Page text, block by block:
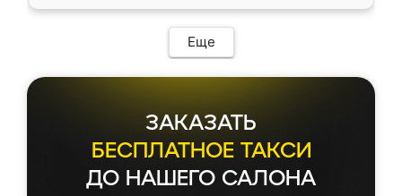
Еще
ЗАКАЗАТЬ
БЕСПЛАТНОЕ ТАКСИ
ДО НАШЕГО САЛОНА